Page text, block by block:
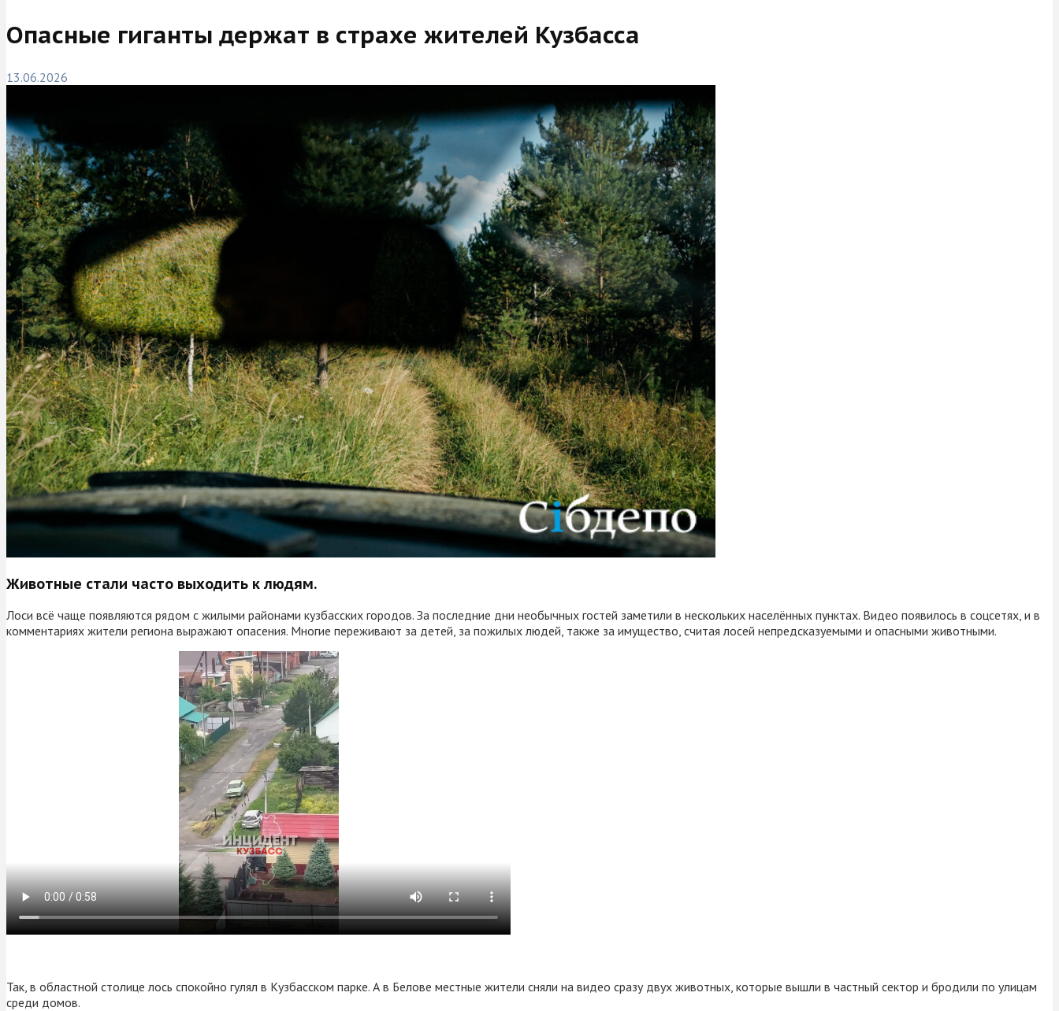
Опасные гиганты держат в страхе жителей Кузбасса
13.06.2026
Животные стали часто выходить к людям.
Лоси всё чаще появляются рядом с жилыми районами кузбасских городов. За последние дни необычных гостей заметили в нескольких населённых пунктах. Видео появилось в соцсетях, и в
комментариях жители региона выражают опасения. Многие переживают за детей, за пожилых людей, также за имущество, считая лосей непредсказуемыми и опасными животными.
Так, в областной столице лось спокойно гулял в Кузбасском парке. А в Белове местные жители сняли на видео сразу двух животных, которые вышли в частный сектор и бродили по улицам
среди домов.